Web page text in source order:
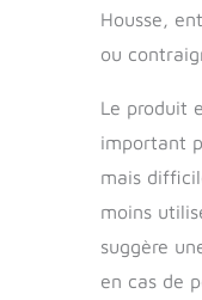
Housse,
ou
Le produit
important
mais
moins
suggère
en cas de